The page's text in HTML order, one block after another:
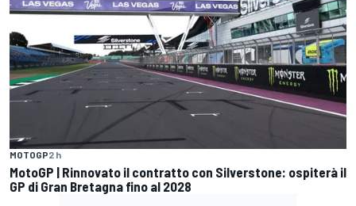
MOTOGP2 h
MotoGP | Rinnovato il contratto con Silverstone: ospiterà il
GP di Gran Bretagna fino al 2028